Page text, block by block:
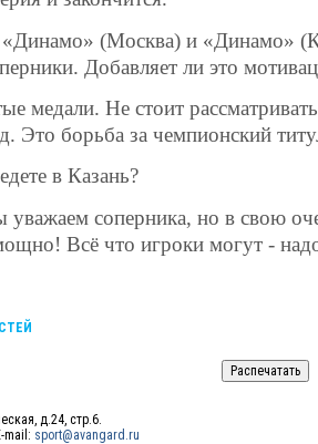
«Динамо» (Москва) и «Динамо»
Добавляет ли это
медали. Не стоит
Это борьба за чемпионский
в Казань?
соперника, но в свою
Всё что игроки могут -
д.24, стр.6.
mail: sport@avangard.ru